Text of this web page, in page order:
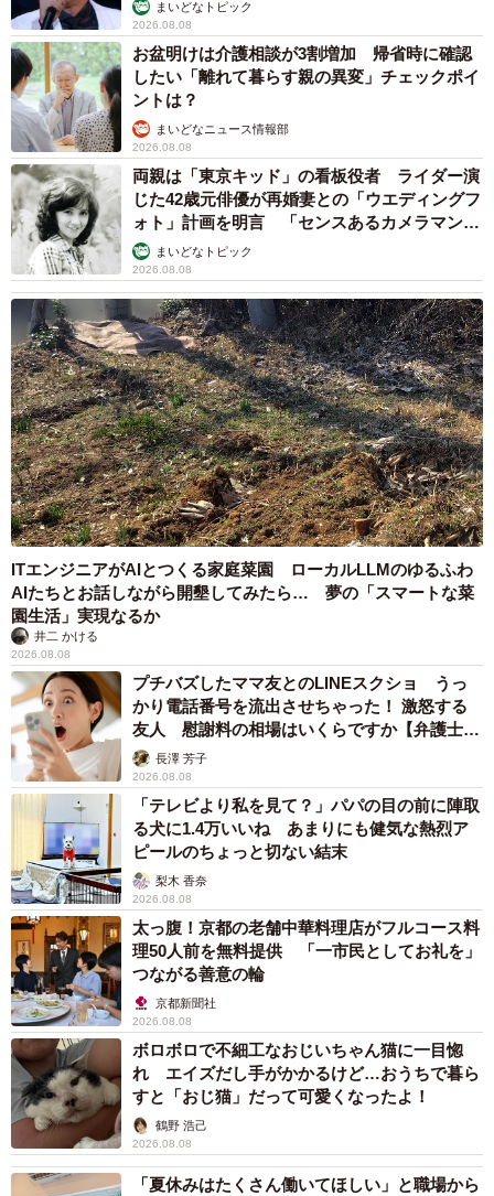
まいどなトピック
2026.08.08
お盆明けは介護相談が3割増加 帰省時に確認
したい「離れて暮らす親の異変」チェックポイ
ントは？
まいどなニュース情報部
2026.08.08
両親は「東京キッド」の看板役者 ライダー演
じた42歳元俳優が再婚妻との「ウエディングフ
ォト」計画を明言 「センスあるカメラマン求
む」まいどなトピック
2026.08.08
ITエンジニアがAIとつくる家庭菜園 ローカルLLMのゆるふわ
AIたちとお話しながら開墾してみたら… 夢の「スマートな菜
園生活」実現なるか
井二 かける
2026.08.08
プチバズしたママ友とのLINEスクショ うっ
かり電話番号を流出させちゃった！ 激怒する
友人 慰謝料の相場はいくらですか【弁護士が
解説】長澤 芳子
2026.08.08
「テレビより私を見て？」パパの目の前に陣取
る犬に1.4万いいね あまりにも健気な熱烈ア
ピールのちょっと切ない結末
梨木 香奈
2026.08.08
太っ腹！京都の老舗中華料理店がフルコース料
理50人前を無料提供 「一市民としてお礼を」
つながる善意の輪
京都新聞社
2026.08.08
ボロボロで不細工なおじいちゃん猫に一目惚
れ エイズだし手がかかるけど…おうちで暮ら
すと「おじ猫」だって可愛くなったよ！
鶴野 浩己
2026.08.08
「夏休みはたくさん働いてほしい」と職場から